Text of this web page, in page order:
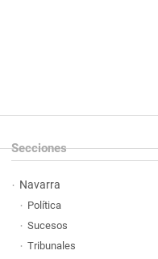
Secciones
Navarra
Política
Sucesos
Tribunales